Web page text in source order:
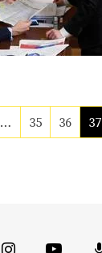
… 35 36 37